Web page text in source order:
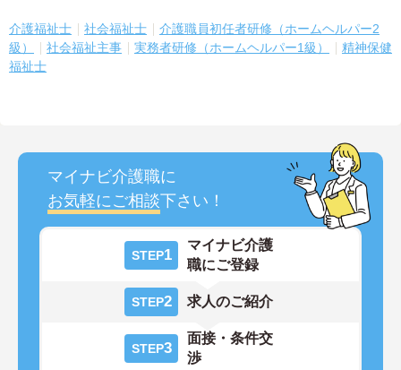
介護福祉士 社会福祉士
介護職員初任者研修（ホームヘルパー2
級）
社会福祉主事 実務者研修（ホームヘルパー1級）
精神保健
福祉士
マイナビ介護職に
お気軽にご相談下さい！
STEP1
マイナビ介護
職にご登録
STEP2 求人のご紹介
STEP3
面接・条件交
渉